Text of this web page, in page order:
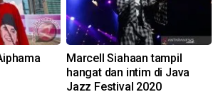
Marcell Siahaan tampil
hangat dan intim di Java
Jazz Festival 2020